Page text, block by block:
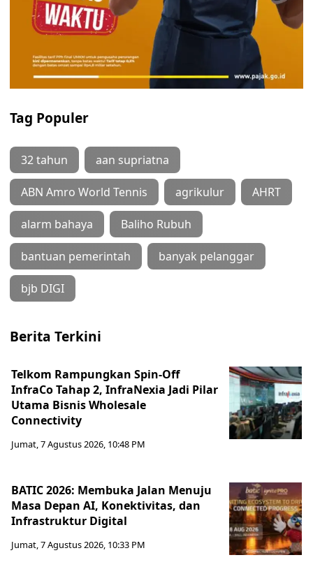
Tag Populer
32 tahun aan supriatna
ABN Amro World Tennis agrikulur AHRT
alarm bahaya Baliho Rubuh
bantuan pemerintah banyak pelanggar
bjb DIGI
Berita Terkini
Telkom Rampungkan Spin-Off
InfraCo Tahap 2, InfraNexia Jadi Pilar
Utama Bisnis Wholesale
Connectivity
Jumat, 7 Agustus 2026, 10:48 PM
BATIC 2026: Membuka Jalan Menuju
Masa Depan AI, Konektivitas, dan
Infrastruktur Digital
Jumat, 7 Agustus 2026, 10:33 PM